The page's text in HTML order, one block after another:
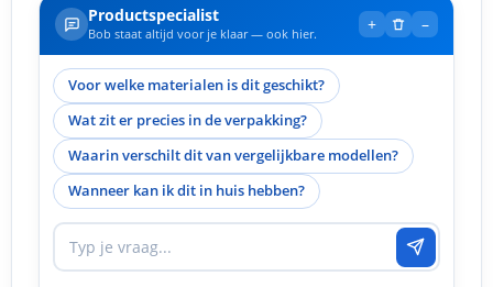
Productspecialist
Bob staat altijd voor je klaar — ook hier. + –
Voor welke materialen is dit geschikt?
Wat zit er precies in de verpakking?
Waarin verschilt dit van vergelijkbare modellen?
Wanneer kan ik dit in huis hebben?